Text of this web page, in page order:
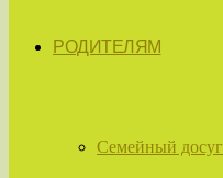
РОДИТЕЛЯМ
Семейный досуг